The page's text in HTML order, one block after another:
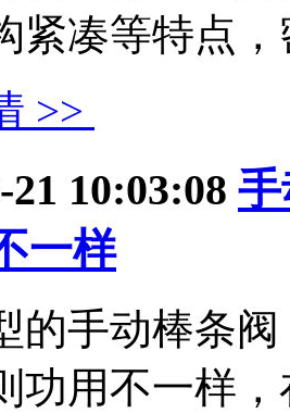
紧凑等特点，
>>
21 10:03:08
一样
的手动棒条
功用不一样